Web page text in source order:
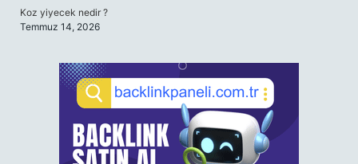
Koz yiyecek nedir ?
Temmuz 14, 2026